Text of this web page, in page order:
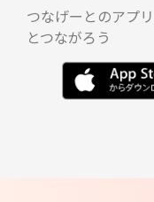
つなげーとのアプ
とつながろう